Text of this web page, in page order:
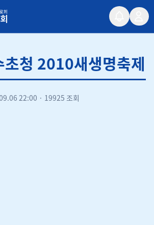
초청 2010새생명축제
22:00 · 19925 조회